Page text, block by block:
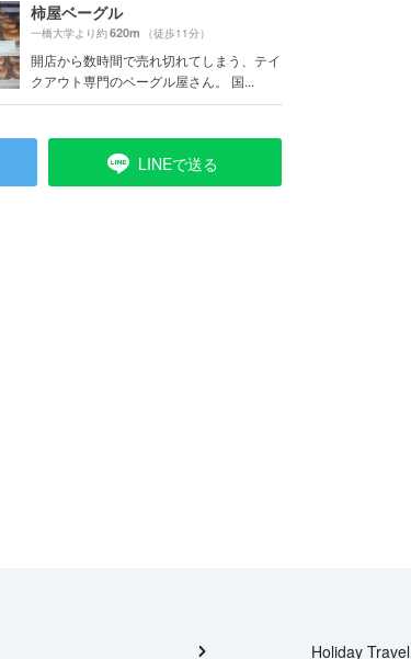
柿屋ベーグル
一橋大学より約620m （徒歩11分）
開店から数時間で売れ切れてしまう、テイ
クアウト専門のベーグル屋さん。 国...
LINEで送る
Holiday Travel